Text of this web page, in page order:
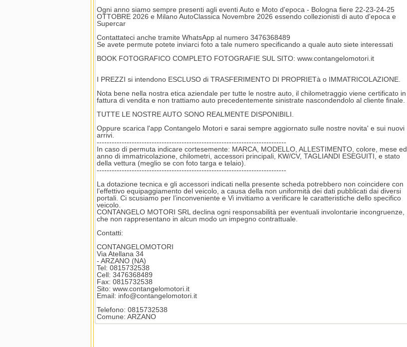
Ogni anno siamo sempre presenti agli eventi Auto e Moto d'epoca - Bologna fiere 22-23-24-25
OTTOBRE 2026 e Milano AutoClassica Novembre 2026 essendo collezionisti di auto d'epoca e
Supercar
Contattateci anche tramite WhatsApp al numero 3476368489
Se avete permute potete inviarci foto a tale numero specificando a quale auto siete interessati
BOOK FOTOGRAFICO COMPLETO FOTOGRAFIE SUL SITO: www.contangelomotori.it
I PREZZI si intendono ESCLUSO di TRASFERIMENTO DI PROPRIETà o IMMATRICOLAZIONE.
Nota bene nella nostra etica aziendale per tutte le nostre auto, il chilometraggio viene certificato in
fattura di vendita e non trattiamo auto precedentemente sinistrate nascondendolo al cliente finale.
TUTTE LE NOSTRE AUTO SONO REALMENTE DISPONIBILI.
Oppure scarica l'app Contangelo Motori e sarai sempre aggiornato sulle nostre novita' e sui nuovi
arrivi.
----------------------------------------------------------------------------
In caso di permuta indicare cortesemente: MARCA, MODELLO, ALLESTIMENTO, colore, mese ed
anno di immatricolazione, chilometri, accessori principali, KW/CV, TAGLIANDI ESEGUITI, e stato
della vettura (meglio se con foto targa e telaio).
----------------------------------------------------------------------------
La dotazione tecnica e gli accessori indicati nella presente scheda potrebbero non coincidere con
l’effettivo equipaggiamento del veicolo, a causa della non uniformità dei dati pubblicati dai diversi
portali. Ci scusiamo per l’inconveniente e Vi invitiamo a verificare le caratteristiche dello specifico
veicolo.
CONTANGELO MOTORI SRL declina ogni responsabilità per eventuali involontarie incongruenze,
che non rappresentano in alcun modo un impegno contrattuale.
Contatti:
CONTANGELOMOTORI
Via Atellana 34
- ARZANO (NA)
Tel: 0815732538
Cell: 3476368489
Fax: 0815732538
Sito: www.contangelomotori.it
Email: info@contangelomotori.it
Telefono: 0815732538
Comune: ARZANO